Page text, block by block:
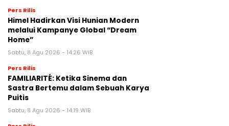
Pers Rilis
Himel Hadirkan Visi Hunian Modern
melalui Kampanye Global “Dream
Home”
Sabtu, 8 Agu 2026 - 14:26 WIB
Pers Rilis
FAMILIARITÉ: Ketika Sinema dan
Sastra Bertemu dalam Sebuah Karya
Puitis
Sabtu, 8 Agu 2026 - 14:19 WIB